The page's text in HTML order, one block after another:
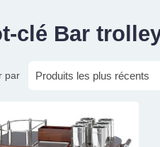
clé Bar
par